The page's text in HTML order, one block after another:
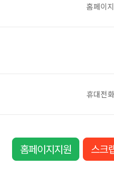
홈페이지
휴대전화
홈페이지지원 스크